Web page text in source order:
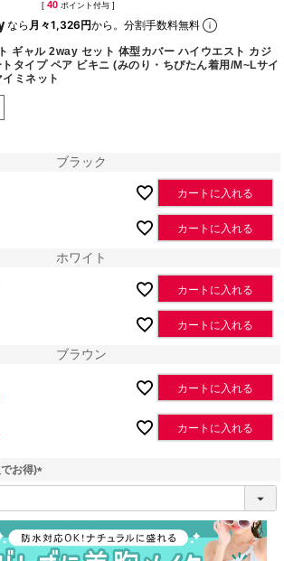
[ 40 ポイント付与 ]
なら 月々1,326円から。分割手数料無料
ギャル 2way セット 体型カバー ハイウエスト カジ
タイプ ペア ビキニ (みのり・ちぴたん着用/M~Lサイ
ミネット
ブラック
カートに入れる
カートに入れる
ホワイト
カートに入れる
カートに入れる
ブラウン
カートに入れる
カートに入れる
お得)
(
須
)